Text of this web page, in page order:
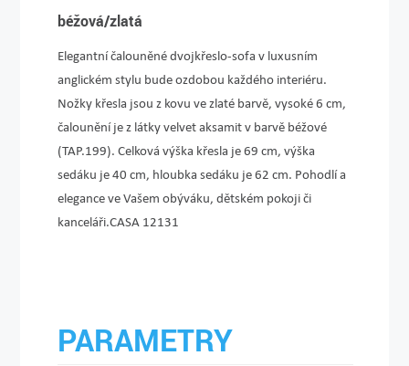
béžová/zlatá
Elegantní čalouněné dvojkřeslo-sofa v luxusním
anglickém stylu bude ozdobou každého interiéru.
Nožky křesla jsou z kovu ve zlaté barvě, vysoké 6 cm,
čalounění je z látky velvet aksamit v barvě béžové
(TAP.199). Celková výška křesla je 69 cm, výška
sedáku je 40 cm, hloubka sedáku je 62 cm. Pohodlí a
elegance ve Vašem obýváku, dětském pokoji či
kanceláři.CASA 12131
PARAMETRY